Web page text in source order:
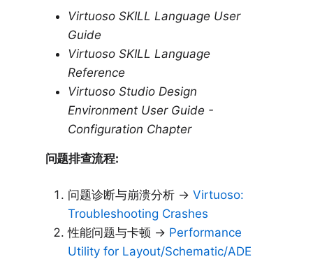
Virtuoso SKILL Language User
Guide
Virtuoso SKILL Language
Reference
Virtuoso Studio Design
Environment User Guide -
Configuration Chapter
问题排查流程:
问题诊断与崩溃分析 → Virtuoso:
Troubleshooting Crashes
性能问题与卡顿 → Performance
Utility for Layout/Schematic/ADE